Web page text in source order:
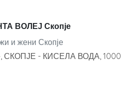
ВОЛЕЈ Скопје
и жени Скопје
СКОПЈЕ - КИСЕЛА ВОДА, 1000